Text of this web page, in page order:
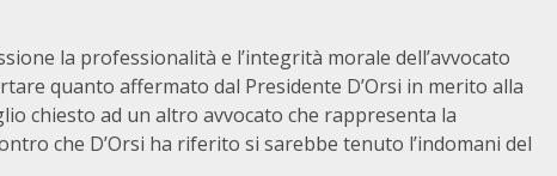
la professionalità e l’integrità morale dell’avvocato
quanto affermato dal Presidente D’Orsi in merito alla
chiesto ad un altro avvocato che rappresenta la
che D’Orsi ha riferito si sarebbe tenuto l’indomani del